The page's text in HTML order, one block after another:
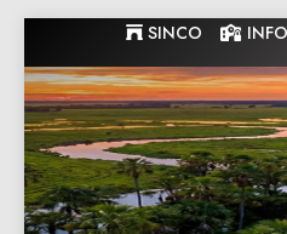
to
content
SINCO